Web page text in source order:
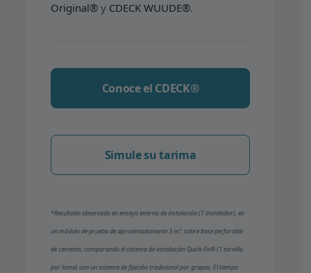
Original® y CDECK WUUDE®.
Conoce el CDECK®
Simule su tarima
*Resultado observado en ensayo interno de instalación (1 instalador), en
un módulo de prueba de aproximadamente 3 m², sobre base perforable
de cemento, comparando el sistema de instalación Quick-Fix® (1 tornillo
por lama) con un sistema de fijación tradicional por grapas. El tiempo